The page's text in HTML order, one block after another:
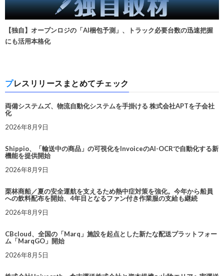
【独自】オープンロジの「AI梱包予測」、トラック必要台数の迅速把握
にも活用本格化
プレスリリースまとめてチェック
両備システムズ、物流自動化システムを手掛ける 株式会社APTを子会社
化
2026年8月9日
Shippio、「輸送中の商品」の可視化をInvoiceのAI-OCRで自動化する新
機能を提供開始
2026年8月9日
栗林商船／夏の安全運航を支えるため熱中症対策を強化。今年から船員
への飲料配布を開始、4年目となるファン付き作業服の支給も継続
2026年8月9日
CBcloud、全国の「Marq」施設を起点とした新たな配送プラットフォー
ム「MarqGO」開始
2026年8月5日